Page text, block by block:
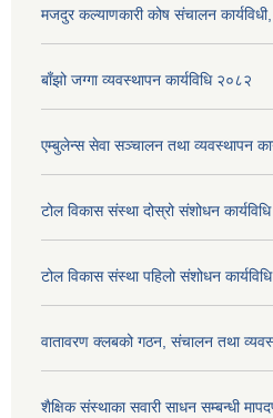
मजदुर कल्याणकारी कोष संचालन
बाँझो जग्गा व्यवस्थापन कार्यविधि २०८२
एम्बुलेन्स सेवा सञ्चालन तथा व्यवस्थापन
टोल विकास संस्था दोस्रो संशोधन
टोल विकास संस्था पहिलो संशोधन
वातावरण क्लबको गठन, संचालन तथा
शैक्षिक संस्थाका सवारी साधन सम्बन्धी